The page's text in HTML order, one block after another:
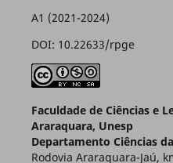
A1 (2021-2024)
DOI: 10.22633/rpge
Faculdade de Ciências e
Araraquara, Unesp
Departamento Ciências
Rodovia Araraquara-Jaú,